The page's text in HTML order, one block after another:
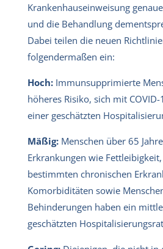
Krankenhauseinweisung
und die Behandlung
Dabei teilen die neuen
folgendermaßen ein:
Hoch: Immunsupprimierte
höheres Risiko, sich mit
einer geschätzten
Mäßig: Menschen über 65
Erkrankungen wie
bestimmten chronischen
Komorbiditäten sowie
Behinderungen haben ein
geschätzten